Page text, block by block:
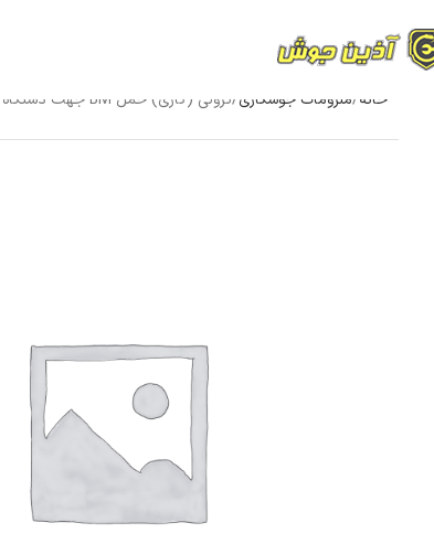
خانه ملزومات جوشکاری ترولی (گاری) حمل BM جهت دستگاه های CARRY MIG 502 و DIGI MIG 401/501